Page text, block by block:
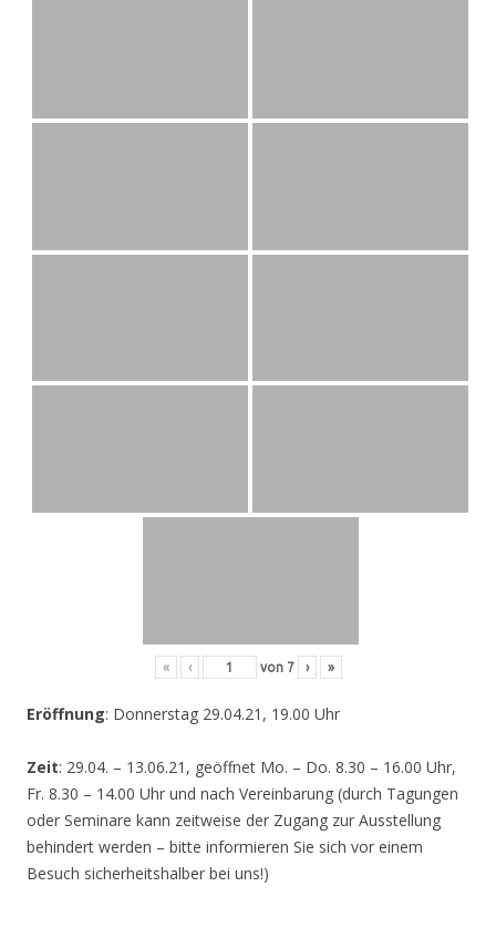
« ‹ von 7 › »
Eröffnung: Donnerstag 29.04.21, 19.00 Uhr
Zeit: 29.04. – 13.06.21, geöffnet Mo. – Do. 8.30 – 16.00 Uhr,
Fr. 8.30 – 14.00 Uhr und nach Vereinbarung (durch Tagungen
oder Seminare kann zeitweise der Zugang zur Ausstellung
behindert werden – bitte informieren Sie sich vor einem
Besuch sicherheitshalber bei uns!)